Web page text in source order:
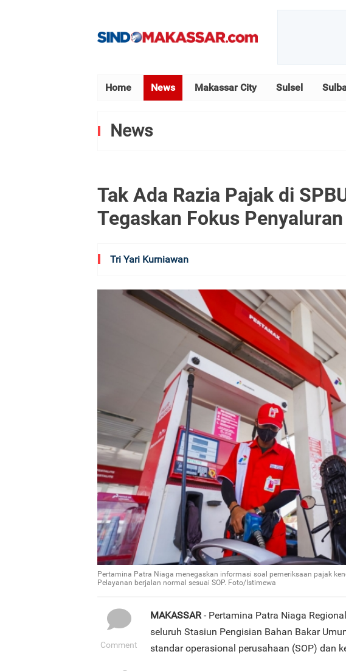
Home News Makassar City Sulsel
News
Tak Ada Razia Pajak di
Tegaskan Fokus
Tri Yari Kurniawan
Pertamina Patra Niaga menegaskan informasi soal pemeriksaan pajak
Pelayanan berjalan normal sesuai SOP. Foto/Istimewa
Comment
MAKASSAR- Pertamina Patra Niaga
seluruh Stasiun Pengisian Bahan Bakar
standar operasional perusahaan (SOP) dan